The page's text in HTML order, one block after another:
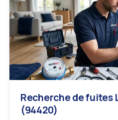
Recherche de fuites
(94420)